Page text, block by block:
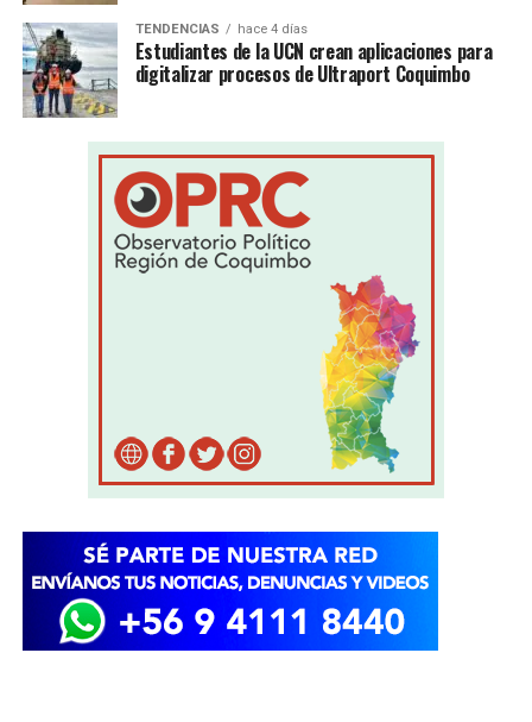
TENDENCIAS hace 4 días
Estudiantes de la UCN crean aplicaciones para
digitalizar procesos de Ultraport Coquimbo